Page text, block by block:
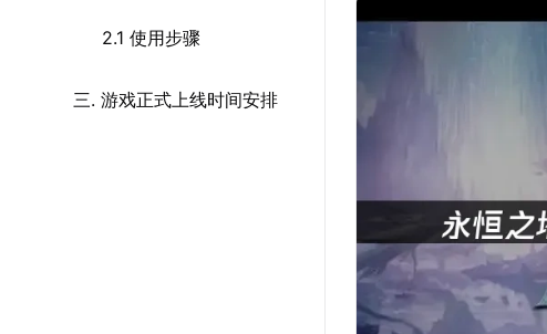
2.1 使用步骤
三. 游戏正式上线时间安排